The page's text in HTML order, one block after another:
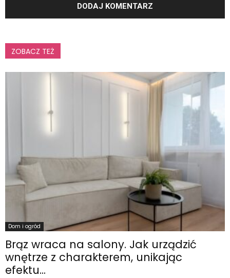
ZOBACZ TEŻ
Dom i ogród
Brąz wraca na salony. Jak urządzić
wnętrze z charakterem, unikając
efektu...